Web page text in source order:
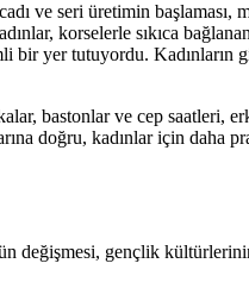
ve seri üretimin başlaması,
korselerle sıkıca
bir yer tutuyordu. Kadınların
bastonlar ve cep saatleri,
doğru, kadınlar için daha
değişmesi, gençlik